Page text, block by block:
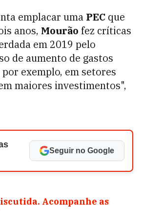
emplacar uma PEC que
anos, Mourão fez críticas
em 2019 pelo
de aumento de gastos
exemplo, em setores
maiores investimentos",
Seguir no Google
Acompanhe as